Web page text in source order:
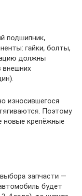
подшипник,
гайки, болты,
должны
внешних
износившегося
Поэтому
новые крепёжные
запчасти —
будет